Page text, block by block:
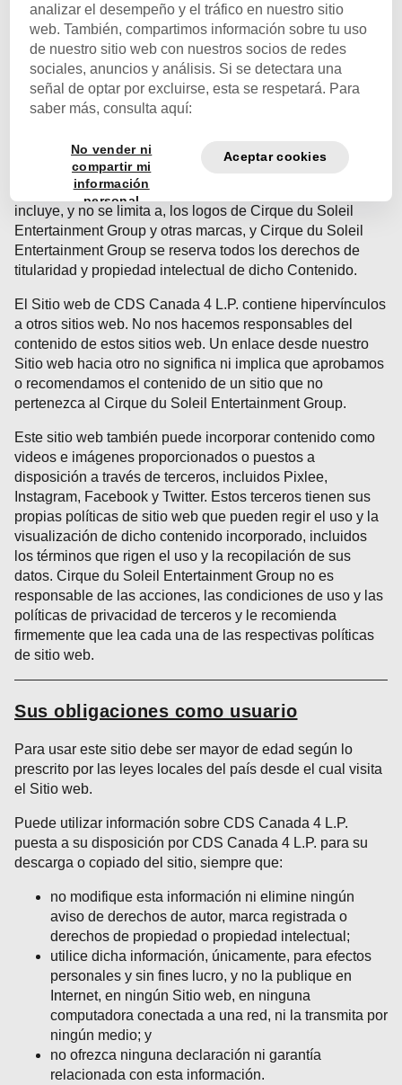
Al hacer uso de este Sitio web, reconoce y acepta que
todo el Contenido está protegido por derechos de autor,
marcas registradas, y otros derechos de propiedad
intelectual y propiedad vigentes en Canadá, Estados
Unidos, Europa y en todo el mundo, y que estos derechos
son válidos y están protegidos en todas las formas,
desarrollen o creen en el futuro. La utilización de este Sitio
web no confiere ningún derecho, título de propiedad, o
participación sobre ningún Contenido del sitio, que
incluye, y no se limita a, los logos de Cirque du Soleil
Entertainment Group y otras marcas, y Cirque du Soleil
Entertainment Group se reserva todos los derechos de
titularidad y propiedad intelectual de dicho Contenido.
El Sitio web de CDS Canada 4 L.P. contiene hipervínculos
a otros sitios web. No nos hacemos responsables del
contenido de estos sitios web. Un enlace desde nuestro
Sitio web hacia otro no significa ni implica que aprobamos
o recomendamos el contenido de un sitio que no
pertenezca al Cirque du Soleil Entertainment Group.
Este sitio web también puede incorporar contenido como
videos e imágenes proporcionados o puestos a
disposición a través de terceros, incluidos Pixlee,
Instagram, Facebook y Twitter. Estos terceros tienen sus
propias políticas de sitio web que pueden regir el uso y la
visualización de dicho contenido incorporado, incluidos
los términos que rigen el uso y la recopilación de sus
datos. Cirque du Soleil Entertainment Group no es
responsable de las acciones, las condiciones de uso y las
políticas de privacidad de terceros y le recomienda
firmemente que lea cada una de las respectivas políticas
de sitio web.
Sus obligaciones como usuario
Para usar este sitio debe ser mayor de edad según lo
prescrito por las leyes locales del país desde el cual visita
el Sitio web.
Puede utilizar información sobre CDS Canada 4 L.P.
puesta a su disposición por CDS Canada 4 L.P. para su
descarga o copiado del sitio, siempre que:
no modifique esta información ni elimine ningún
aviso de derechos de autor, marca registrada o
derechos de propiedad o propiedad intelectual;
utilice dicha información, únicamente, para efectos
personales y sin fines lucro, y no la publique en
Internet, en ningún Sitio web, en ninguna
computadora conectada a una red, ni la transmita por
ningún medio; y
no ofrezca ninguna declaración ni garantía
relacionada con esta información.
analizar el desempeño y el tráfico en nuestro sitio
web. También, compartimos información sobre tu uso
de nuestro sitio web con nuestros socios de redes
sociales, anuncios y análisis. Si se detectara una
señal de optar por excluirse, esta se respetará. Para
saber más, consulta aquí:
No vender ni
compartir mi
información
personal
Aceptar cookies